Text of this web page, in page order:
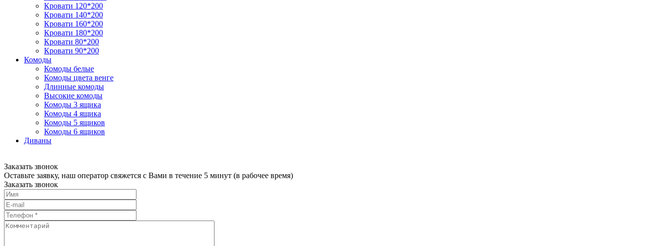
Кровати 120*200
Кровати 140*200
Кровати 160*200
Кровати 180*200
Кровати 80*200
Кровати 90*200
Комоды
Комоды белые
Комоды цвета венге
Длинные комоды
Высокие комоды
Комоды 3 ящика
Комоды 4 ящика
Комоды 5 ящиков
Комоды 6 ящиков
Диваны
Заказать звонок
Оставьте заявку, наш оператор свяжется с Вами в течение 5 минут (в рабочее время)
Заказать звонок